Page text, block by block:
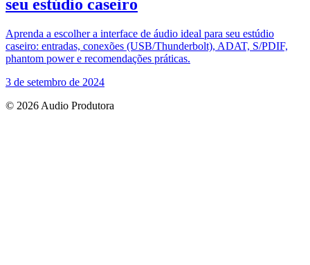
seu estúdio caseiro
Aprenda a escolher a interface de áudio ideal para seu estúdio
caseiro: entradas, conexões (USB/Thunderbolt), ADAT, S/PDIF,
phantom power e recomendações práticas.
3 de setembro de 2024
© 2026 Audio Produtora